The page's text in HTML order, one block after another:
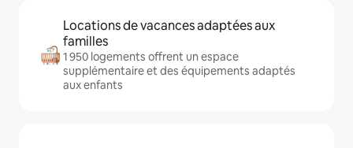
Locations de vacances adaptées aux
familles
1 950 logements offrent un espace
supplémentaire et des équipements adaptés
aux enfants